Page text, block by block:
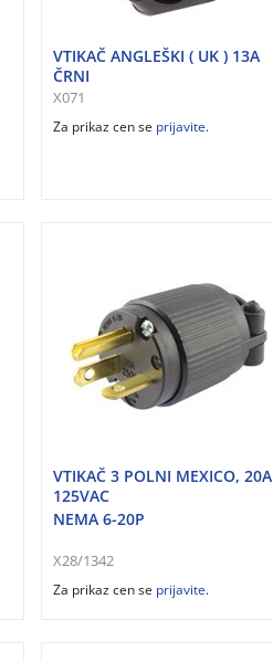
VTIKAČ ANGLEŠKI ( UK ) 13A
ČRNI
X071
Za prikaz cen se prijavite.
VTIKAČ 3 POLNI MEXICO, 20A
125VAC
NEMA 6-20P
X28/1342
Za prikaz cen se prijavite.